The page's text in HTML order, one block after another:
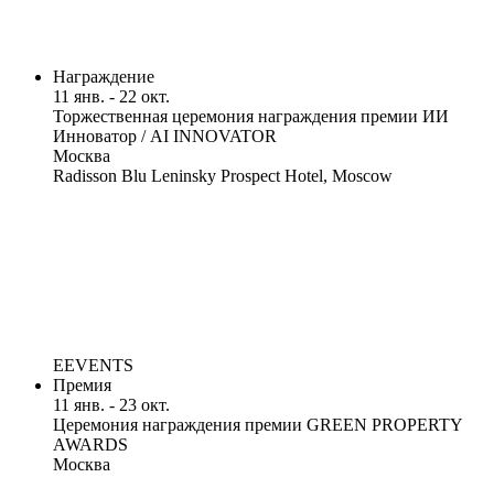
Награждение
11 янв. - 22 окт.
Торжественная церемония награждения премии ИИ
Инноватор / AI INNOVATOR
Москва
Radisson Blu Leninsky Prospect Hotel, Moscow
EEVENTS
Премия
11 янв. - 23 окт.
Церемония награждения премии GREEN PROPERTY
AWARDS
Москва